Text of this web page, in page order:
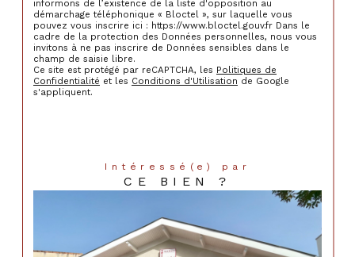
informons de l’existence de la liste d'opposition au
démarchage téléphonique « Bloctel », sur laquelle vous
pouvez vous inscrire ici : https://www.bloctel.gouv.fr Dans le
cadre de la protection des Données personnelles, nous vous
invitons à ne pas inscrire de Données sensibles dans le
champ de saisie libre.
Ce site est protégé par reCAPTCHA, les Politiques de
Confidentialité et les Conditions d'Utilisation de Google
s'appliquent.
Intéressé(e) par
CE BIEN ?